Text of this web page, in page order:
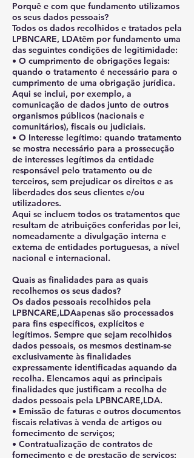
Porquê e com que fundamento utilizamos
os seus dados pessoais?
Todos os dados recolhidos e tratados pela
LPBNCARE, LDAtêm por fundamento uma
das seguintes condições de legitimidade:
• O cumprimento de obrigações legais:
quando o tratamento é necessário para o
cumprimento de uma obrigação jurídica.
Aqui se inclui, por exemplo, a
comunicação de dados junto de outros
organismos públicos (nacionais e
comunitários), fiscais ou judiciais.
• O Interesse legítimo: quando tratamento
se mostra necessário para a prossecução
de interesses legítimos da entidade
responsável pelo tratamento ou de
terceiros, sem prejudicar os direitos e as
liberdades dos seus clientes e/ou
utilizadores.
Aqui se incluem todos os tratamentos que
resultam de atribuições conferidas por lei,
nomeadamente a divulgação interna e
externa de entidades portuguesas, a nível
nacional e internacional.
Quais as finalidades para as quais
recolhemos os seus dados?
Os dados pessoais recolhidos pela
LPBNCARE,LDAapenas são processados
para fins específicos, explícitos e
legítimos. Sempre que sejam recolhidos
dados pessoais, os mesmos destinam-se
exclusivamente às finalidades
expressamente identificadas aquando da
recolha. Elencamos aqui as principais
finalidades que justificam a recolha de
dados pessoais pela LPBNCARE,LDA.
• Emissão de faturas e outros documentos
fiscais relativas à venda de artigos ou
fornecimento de serviços;
• Contratualização de contratos de
fornecimento e de prestação de serviços;